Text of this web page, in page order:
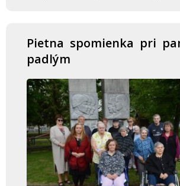
Pietna spomienka pri
padlým